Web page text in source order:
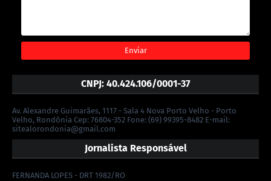
CNPJ: 40.424.106/0001-37
Av. Alexandre Guimarães, 1117 - Sala 4 Nova Porto Velho - Porto
Velho, Rondônia Cep: 76804-352 Fone: (69) 99395-8482 E-mail:
sitealorondonia@gmail.com
Jornalista Responsável
FERNANDA LOPES - DRT 1982/RO